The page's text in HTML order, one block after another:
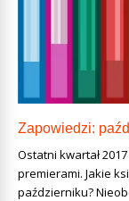
Zapowiedzi:
Ostatni kwartał
premierami. Jakie
październiku?